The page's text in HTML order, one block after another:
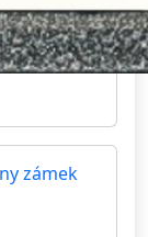
zámek